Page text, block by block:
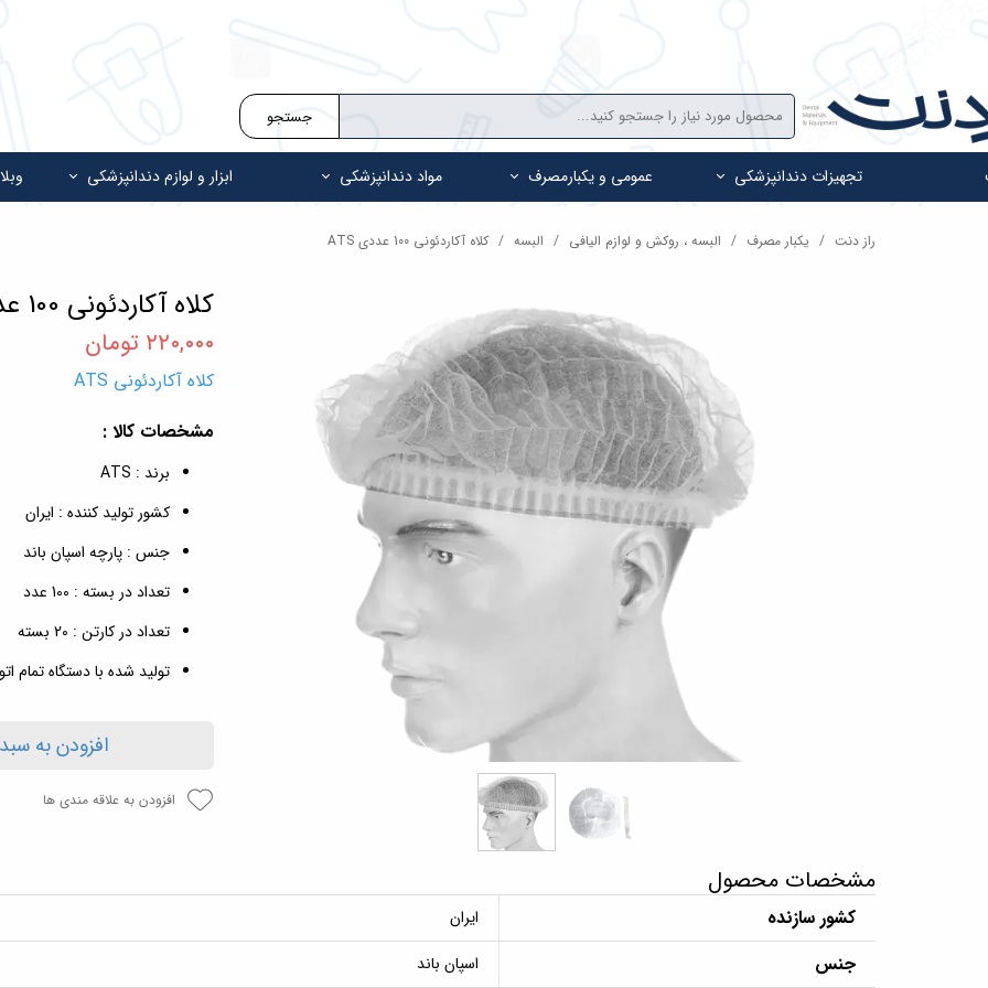
جستجو
تجهیزات دندانپزشکی عمومی و یکبارمصرف مواد دندانپزشکی ابزار و لوازم دندانپزشکی
راز دنت یکبار مصرف البسه ، روکش و لوازم الیافی البسه کلاه آکاردئونی 100 عددی ATS
کلاه آکاردئونی 100 عددی ATS
۲۲۰,۰۰۰ تومان
کلاه آکاردئونی ATS
مشخصات کالا :
برند : ATS
کشور تولید کننده : ایران
جنس : پارچه اسپان باند
تعداد در بسته : 100 عدد
تعداد در کارتن : 20 بسته
تولید شده با دستگاه تمام
افزودن به
افزودن به علاقه مندی ها
مشخصات محصول
کشور سازنده ایران
جنس اسپان باند